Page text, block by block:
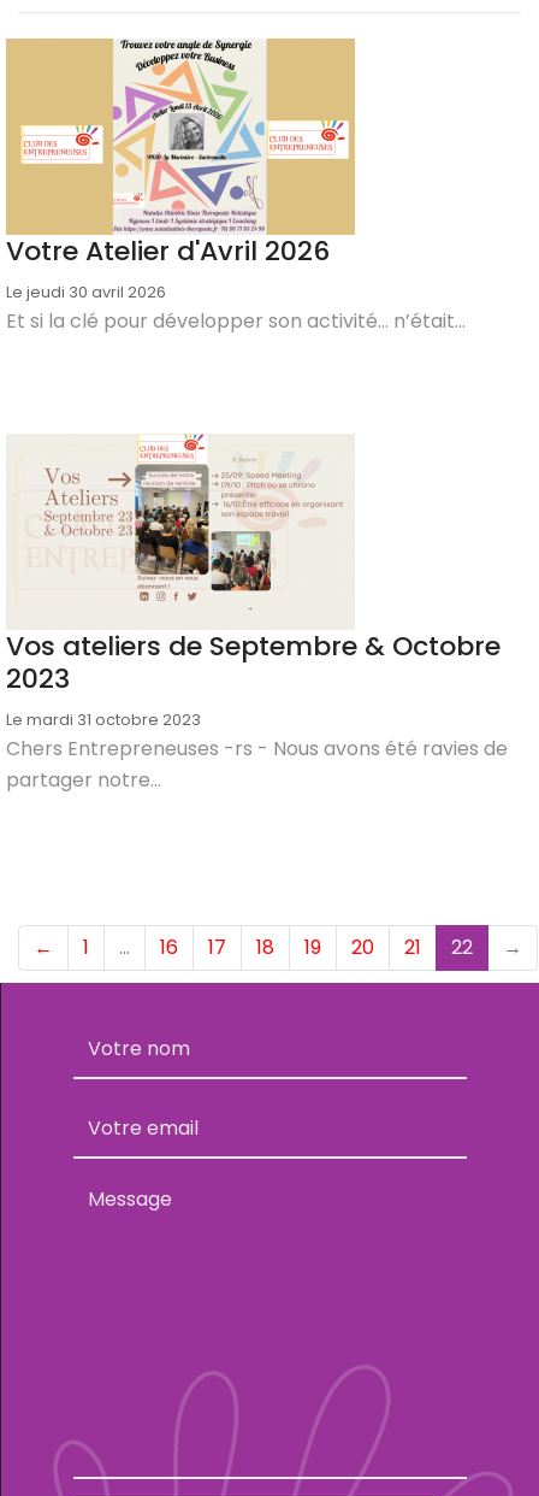
Votre Atelier d'Avril 2026
Le jeudi 30 avril 2026
Et si la clé pour développer son activité… n’était...
Vos ateliers de Septembre & Octobre
2023
Le mardi 31 octobre 2023
Chers Entrepreneuses -rs - Nous avons été ravies de
partager notre...
← 1 … 16 17 18 19 20 21 22 →